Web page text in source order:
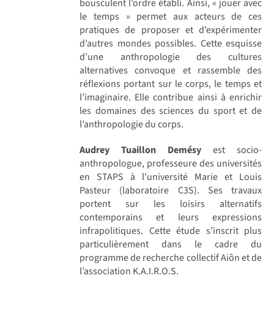
bousculent l’ordre établi. Ainsi, « jouer avec
le temps » permet aux acteurs de ces
pratiques de proposer et d’expérimenter
d’autres mondes possibles. Cette esquisse
d’une anthropologie des cultures
alternatives convoque et rassemble des
réflexions portant sur le corps, le temps et
l’imaginaire. Elle contribue ainsi à enrichir
les domaines des sciences du sport et de
l’anthropologie du corps.
Audrey Tuaillon Demésy est socio-
anthropologue, professeure des universités
en STAPS à l’université Marie et Louis
Pasteur (laboratoire C3S). Ses travaux
portent sur les loisirs alternatifs
contemporains et leurs expressions
infrapolitiques. Cette étude s’inscrit plus
particulièrement dans le cadre du
programme de recherche collectif Aiôn et de
l’association K.A.I.R.O.S.